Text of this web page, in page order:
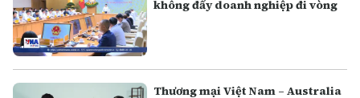
không đẩy doanh nghiệp đi vòng
Thương mại Việt Nam – Australia